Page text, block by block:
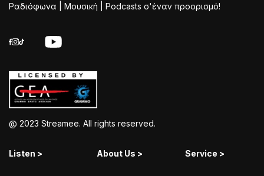
Ραδιόφωνα | Μουσική | Podcasts σ'έναν προορισμό!
@ 2023 Streamee. All rights reserved.
Listen > About Us > Service >